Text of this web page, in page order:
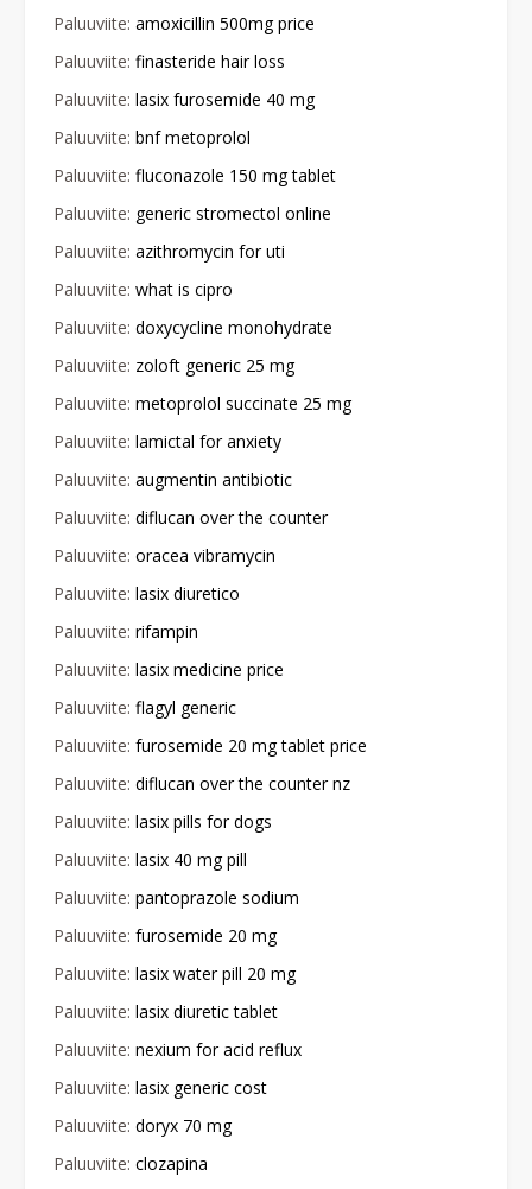
Paluuviite: amoxicillin 500mg price
Paluuviite: finasteride hair loss
Paluuviite: lasix furosemide 40 mg
Paluuviite: bnf metoprolol
Paluuviite: fluconazole 150 mg tablet
Paluuviite: generic stromectol online
Paluuviite: azithromycin for uti
Paluuviite: what is cipro
Paluuviite: doxycycline monohydrate
Paluuviite: zoloft generic 25 mg
Paluuviite: metoprolol succinate 25 mg
Paluuviite: lamictal for anxiety
Paluuviite: augmentin antibiotic
Paluuviite: diflucan over the counter
Paluuviite: oracea vibramycin
Paluuviite: lasix diuretico
Paluuviite: rifampin
Paluuviite: lasix medicine price
Paluuviite: flagyl generic
Paluuviite: furosemide 20 mg tablet price
Paluuviite: diflucan over the counter nz
Paluuviite: lasix pills for dogs
Paluuviite: lasix 40 mg pill
Paluuviite: pantoprazole sodium
Paluuviite: furosemide 20 mg
Paluuviite: lasix water pill 20 mg
Paluuviite: lasix diuretic tablet
Paluuviite: nexium for acid reflux
Paluuviite: lasix generic cost
Paluuviite: doryx 70 mg
Paluuviite: clozapina